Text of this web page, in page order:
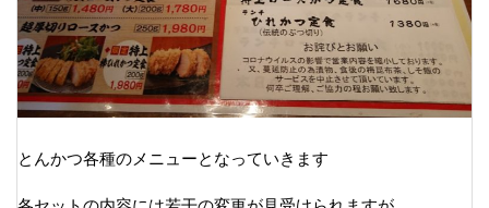
とんかつ各種のメニューとなっていきます